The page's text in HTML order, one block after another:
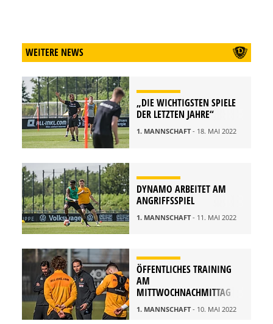
WEITERE NEWS
„DIE WICHTIGSTEN SPIELE
DER LETZTEN JAHRE“
1. MANNSCHAFT- 18. MAI 2022
DYNAMO ARBEITET AM
ANGRIFFSSPIEL
1. MANNSCHAFT- 11. MAI 2022
ÖFFENTLICHES TRAINING
AM
MITTWOCHNACHMITTAG
1. MANNSCHAFT- 10. MAI 2022